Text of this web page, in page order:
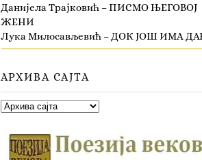
Данијела Трајковић – ПИСМО ЊЕГОВОЈ
ЖЕНИ
Лука Милосављевић – ДОК ЈОШ ИМА
АРХИВА САЈТА